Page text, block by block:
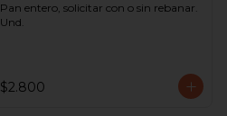
Pan entero, solicitar con o sin rebanar.
Und.
$2.800